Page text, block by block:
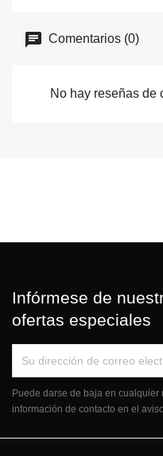
Comentarios (0)
No hay reseñas de
Infórmese de
ofertas especiales
Puede darse de baja en
información de contacto en el